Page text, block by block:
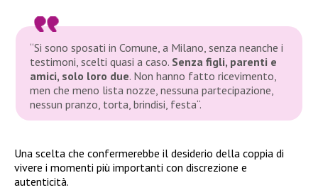
“Si sono sposati in Comune, a Milano, senza neanche i
testimoni, scelti quasi a caso. Senza figli, parenti e
amici, solo loro due. Non hanno fatto ricevimento,
men che meno lista nozze, nessuna partecipazione,
nessun pranzo, torta, brindisi, festa“.
Una scelta che confermerebbe il desiderio della coppia di
vivere i momenti più importanti con discrezione e
autenticità.